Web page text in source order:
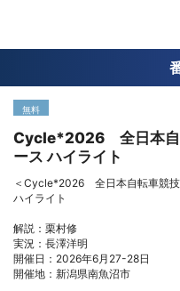
無料
Cycle*2026 全日本自
ース ハイライト
＜Cycle*2026 全日本自転車競技
ハイライト
解説：栗村修
実況：長澤洋明
開催日：2026年6月27-28日
開催地：新潟県南魚沼市